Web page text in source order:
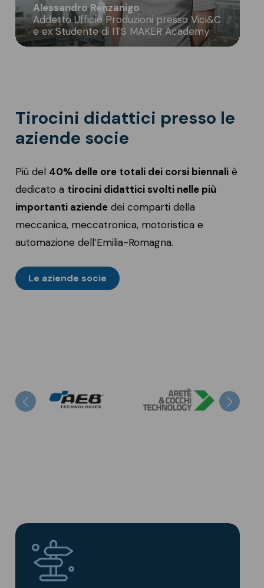
Alessandro Renzanigo
Addetto Ufficio Produzioni presso Vici&C
e ex Studente di ITS MAKER Academy
Tirocini didattici presso le
aziende socie
Più del 40% delle ore totali dei corsi biennali è
dedicato a tirocini didattici svolti nelle più
importanti aziende dei comparti della
meccanica, meccatronica, motoristica e
automazione dell’Emilia-Romagna.
Le aziende socie